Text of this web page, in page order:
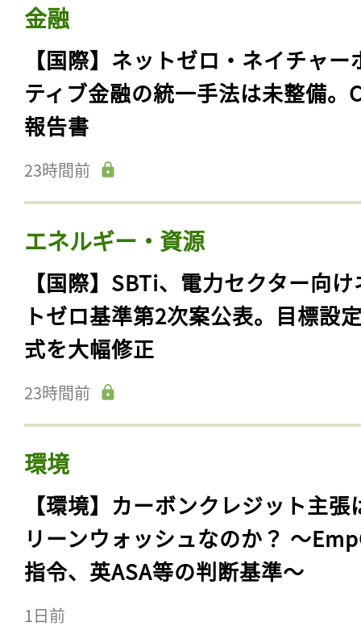
金融
【国際】ネットゼロ・ネイチャー
ティブ金融の統一手法は未整備。
報告書
23時間前
エネルギー・資源
【国際】SBTi、電力セクター向
トゼロ基準第2次案公表。目標設
式を大幅修正
23時間前
環境
【環境】カーボンクレジット主張
リーンウォッシュなのか？ 〜
指令、英ASA等の判断基準〜
1日前